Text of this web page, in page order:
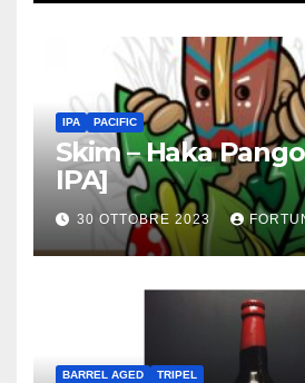
IPA PACIFIC
Skim – Haka
IPA]
30 OTTOBRE 2023
BARREL AGED TRIPEL